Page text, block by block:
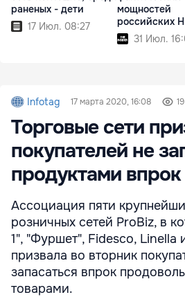
раненых - дети
17 Июл. 08:27
мощностей
российских
31 Июл.
Infotag 17 марта 2020, 16:08
Торговые сети
покупателей не
продуктами впрок
Ассоциация пяти
розничных сетей ProBiz, в
1", "Фуршет", Fidesco, Linella
призвала во вторник
запасаться впрок
товарами.